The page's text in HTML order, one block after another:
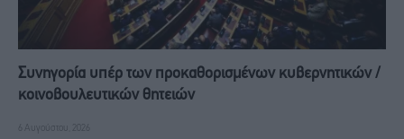
Συνηγορία υπέρ των προκαθορισμένων κυβερνητικών /
κοινοβουλευτικών θητειών
6 Αυγούστου, 2026